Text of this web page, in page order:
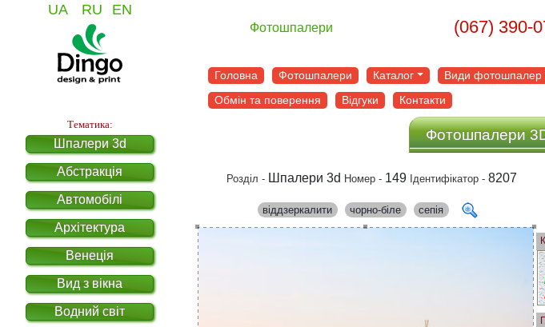
UA RU EN
Фотошпалери (067) 390-
Головна Фотошпалери Каталог Види фотошпалер
Обмін та поверення
Відгуки Контакти
Тематика:
Шпалери 3d
Абстракція
Автомобілі
Архітектура
Венеція
Вид з вікна
Водний світ
Фотошпалери
Розділ - Шпалери 3d Номер - 149 Ідентифікатор - 8207
віддзеркалити чорно-біле сепія